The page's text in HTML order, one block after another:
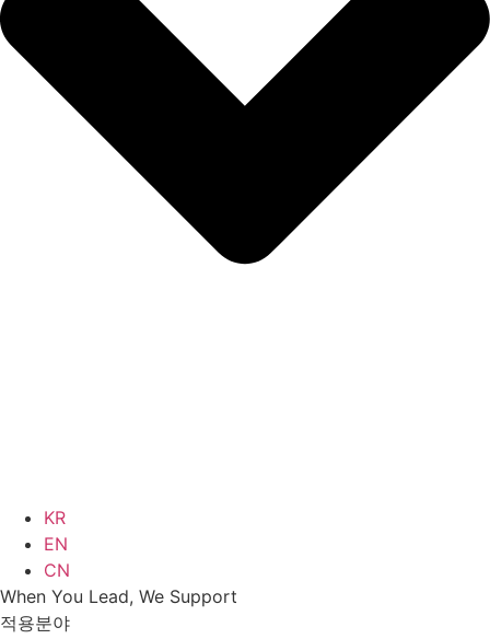
KR
EN
CN
When You Lead, We Support
적용분야